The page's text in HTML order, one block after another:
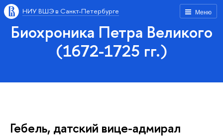
Меню
НИУ ВШЭ в Санкт-Петербурге
Биохроника Петра Великого
(1672-1725 гг.)
Гебель, датский вице-адмирал